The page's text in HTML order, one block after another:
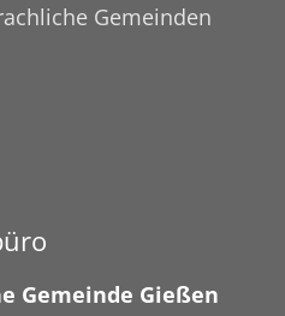
Gemeinden
Gemeinde Gießen